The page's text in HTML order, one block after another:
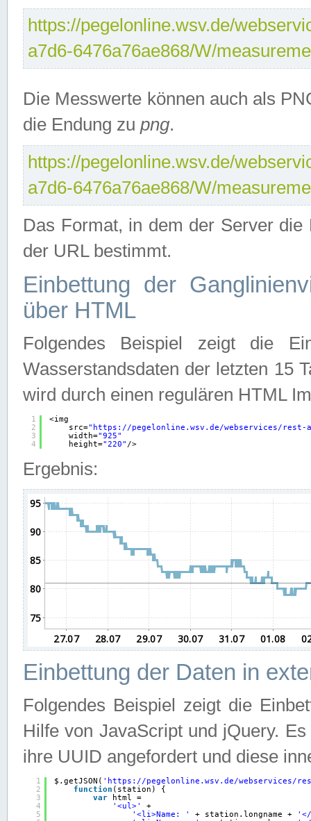
https://pegelonline.wsv.de/
a7d6-6476a76ae868/W/
Die Messwerte können auch als
die Endung zu png.
https://pegelonline.wsv.de/
a7d6-6476a76ae868/W/
Das Format, in dem der Server
der URL bestimmt.
Einbettung der
über HTML
Folgendes Beispiel zeigt die
Wasserstandsdaten der letzten 15
wird durch einen regulären HTML
1
2
3
4
<img
src=" https://pegelonline.wsv.de/webservices/rest-
width="925"
height="220" />
Ergebnis:
Einbettung der Daten in
Folgendes Beispiel zeigt die
Hilfe von JavaScript und jQuery.
ihre UUID angefordert und diese
1
2
3
4
5
$.getJSON( ' https://pegelonline.wsv.de/webservices/
function (station) {
var
html =
'<ul>'
+
'<li>Name: '
+ station.longname +